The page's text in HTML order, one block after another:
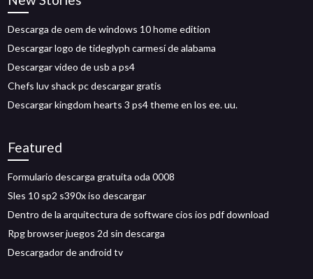
Descarga de oem de windows 10 home edition
Descargar logo de tideglyph carmesí de alabama
Descargar video de usb a ps4
Chefs luv shack pc descargar gratis
Descargar kingdom hearts 3 ps4 theme en los ee. uu.
Featured
Formulario descarga gratuita oda 0008
Sles 10 sp2 s390x iso descargar
Dentro de la arquitectura de software cios ios pdf download
Rpg browser juegos 2d sin descarga
Descargador de android tv